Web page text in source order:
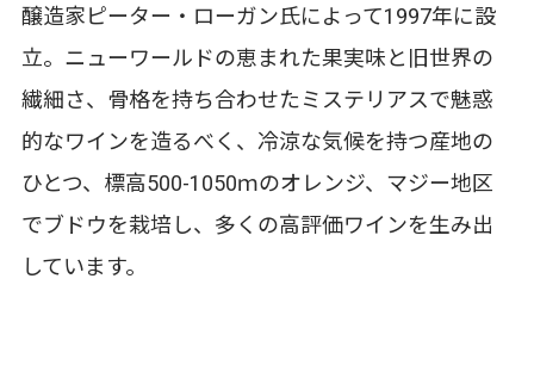
醸造家ピーター・ローガン氏によって1997年に設
立。ニューワールドの恵まれた果実味と旧世界の
繊細さ、骨格を持ち合わせたミステリアスで魅惑
的なワインを造るべく、冷涼な気候を持つ産地の
ひとつ、標高500-1050ｍのオレンジ、マジー地区
でブドウを栽培し、多くの高評価ワインを生み出
しています。